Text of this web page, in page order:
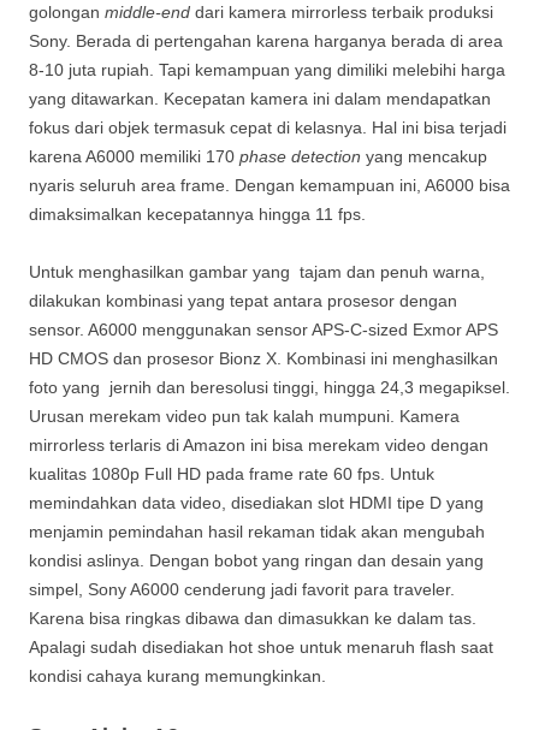
golongan middle-end dari kamera mirrorless terbaik produksi
Sony. Berada di pertengahan karena harganya berada di area
8-10 juta rupiah. Tapi kemampuan yang dimiliki melebihi harga
yang ditawarkan. Kecepatan kamera ini dalam mendapatkan
fokus dari objek termasuk cepat di kelasnya. Hal ini bisa terjadi
karena A6000 memiliki 170 phase detection yang mencakup
nyaris seluruh area frame. Dengan kemampuan ini, A6000 bisa
dimaksimalkan kecepatannya hingga 11 fps.
Untuk menghasilkan gambar yang tajam dan penuh warna,
dilakukan kombinasi yang tepat antara prosesor dengan
sensor. A6000 menggunakan sensor APS-C-sized Exmor APS
HD CMOS dan prosesor Bionz X. Kombinasi ini menghasilkan
foto yang jernih dan beresolusi tinggi, hingga 24,3 megapiksel.
Urusan merekam video pun tak kalah mumpuni. Kamera
mirrorless terlaris di Amazon ini bisa merekam video dengan
kualitas 1080p Full HD pada frame rate 60 fps. Untuk
memindahkan data video, disediakan slot HDMI tipe D yang
menjamin pemindahan hasil rekaman tidak akan mengubah
kondisi aslinya. Dengan bobot yang ringan dan desain yang
simpel, Sony A6000 cenderung jadi favorit para traveler.
Karena bisa ringkas dibawa dan dimasukkan ke dalam tas.
Apalagi sudah disediakan hot shoe untuk menaruh flash saat
kondisi cahaya kurang memungkinkan.